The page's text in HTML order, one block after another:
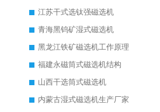
江苏干式选钛强磁选机
青海黑钨矿湿式磁选机
黑龙江铁矿磁选机工作原理
福建永磁筒式磁选机结构
山西干选筒式磁选机
内蒙古湿式磁选机生产厂家